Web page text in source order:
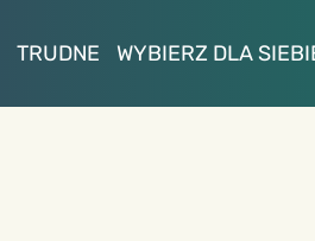
TRUDNE WYBIERZ DLA